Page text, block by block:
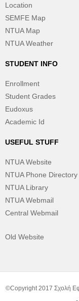
Location
SEMFE Map
NTUA Map
NTUA Weather
STUDENT INFO
Enrollment
Student Grades
Eudoxus
Academic Id
USEFUL STUFF
NTUA Website
NTUA Phone Directory
NTUA Library
NTUA Webmail
Central Webmail
Old Website
©Copyright 2017 Σχολή